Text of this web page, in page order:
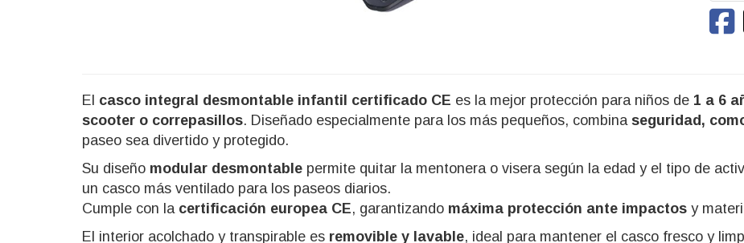
El casco integral desmontable infantil certificado CE es la mejor protección para niños de 1 a 6
scooter o correpasillos. Diseñado especialmente para los más pequeños, combina seguridad,
paseo sea divertido y protegido.
Su diseño modular desmontable permite quitar la mentonera o visera según la edad y el tipo de
un casco más ventilado para los paseos diarios.
Cumple con la certificación europea CE, garantizando máxima protección ante impactos y
El interior acolchado y transpirable es removible y lavable, ideal para mantener el casco fresco y